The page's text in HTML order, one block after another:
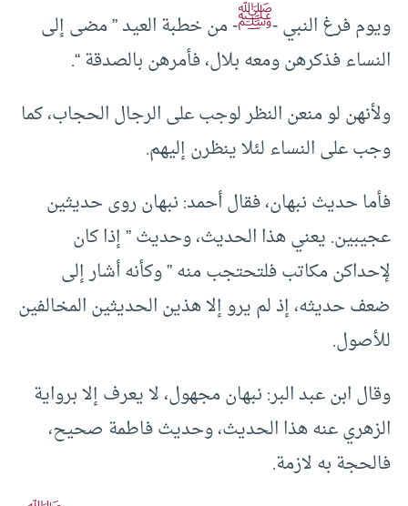
ويوم فرغ النبي -ﷺ- من خطبة العيد ” مضى إلى
النساء فذكرهن ومعه بلال، فأمرهن بالصدقة “.
ولأنهن لو منعن النظر لوجب على الرجال الحجاب، كما
وجب على النساء لئلا ينظرن إليهم.
فأما حديث نبهان، فقال أحمد: نبهان روى حديثين
عجيبين. يعني هذا الحديث، وحديث ” إذا كان
لإحداكن مكاتب فلتحتجب منه ” وكأنه أشار إلى
ضعف حديثه، إذ لم يرو إلا هذين الحديثين المخالفين
للأصول.
وقال ابن عبد البر: نبهان مجهول، لا يعرف إلا برواية
الزهري عنه هذا الحديث، وحديث فاطمة صحيح،
فالحجة به لازمة.